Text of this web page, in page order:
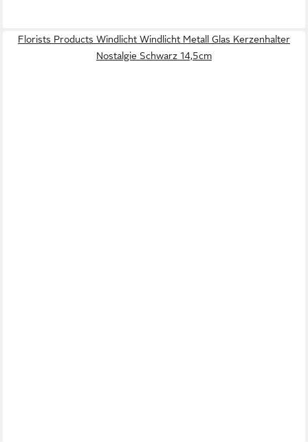
Florists Products Windlicht Windlicht Metall Glas Kerzenhalter
Nostalgie Schwarz 14,5cm